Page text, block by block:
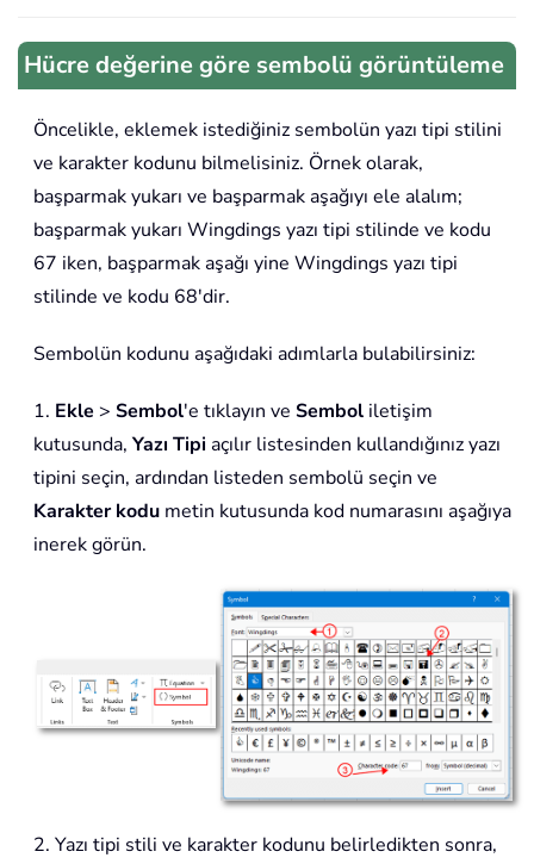
Hücre değerine göre sembolü görüntüleme
Öncelikle, eklemek istediğiniz sembolün yazı tipi stilini
ve karakter kodunu bilmelisiniz. Örnek olarak,
başparmak yukarı ve başparmak aşağıyı ele alalım;
başparmak yukarı Wingdings yazı tipi stilinde ve kodu
67 iken, başparmak aşağı yine Wingdings yazı tipi
stilinde ve kodu 68'dir.
Sembolün kodunu aşağıdaki adımlarla bulabilirsiniz:
1. Ekle > Sembol'e tıklayın ve Sembol iletişim
kutusunda, Yazı Tipi açılır listesinden kullandığınız yazı
tipini seçin, ardından listeden sembolü seçin ve
Karakter kodu metin kutusunda kod numarasını aşağıya
inerek görün.
2. Yazı tipi stili ve karakter kodunu belirledikten sonra,